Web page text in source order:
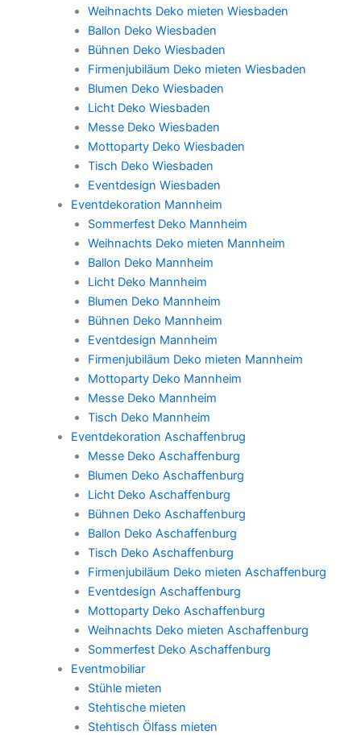
Weihnachts Deko mieten Wiesbaden
Ballon Deko Wiesbaden
Bühnen Deko Wiesbaden
Firmenjubiläum Deko mieten Wiesbaden
Blumen Deko Wiesbaden
Licht Deko Wiesbaden
Messe Deko Wiesbaden
Mottoparty Deko Wiesbaden
Tisch Deko Wiesbaden
Eventdesign Wiesbaden
Eventdekoration Mannheim
Sommerfest Deko Mannheim
Weihnachts Deko mieten Mannheim
Ballon Deko Mannheim
Licht Deko Mannheim
Blumen Deko Mannheim
Bühnen Deko Mannheim
Eventdesign Mannheim
Firmenjubiläum Deko mieten Mannheim
Mottoparty Deko Mannheim
Messe Deko Mannheim
Tisch Deko Mannheim
Eventdekoration Aschaffenbrug
Messe Deko Aschaffenburg
Blumen Deko Aschaffenburg
Licht Deko Aschaffenburg
Bühnen Deko Aschaffenburg
Ballon Deko Aschaffenburg
Tisch Deko Aschaffenburg
Firmenjubiläum Deko mieten Aschaffenburg
Eventdesign Aschaffenburg
Mottoparty Deko Aschaffenburg
Weihnachts Deko mieten Aschaffenburg
Sommerfest Deko Aschaffenburg
Eventmobiliar
Stühle mieten
Stehtische mieten
Stehtisch Ölfass mieten